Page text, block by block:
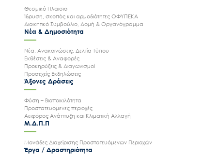
Θεσμικό Πλαισιο
Ίδρυση, σκοπός και αρμοδιότητες ΟΦΥΠΕΚΑ
Διοικητικό Συμβούλιο, Δομή & Οργανόγραμμα
Νέα & Δημοσιότητα
Νέα, Ανακοινώσεις, Δελτία Τύπου
Εκθέσεις & Αναφορές
Προκηρύξεις & Διαγωνισμοί
Προσεχείς Εκδηλώσεις
Άξονες Δράσεις
Φύση – Βιοποικιλότητα
Προστατευόμενες περιοχές
Αειφόρος Ανάπτυξη και Κλιματική Αλλαγή
Μ.Δ.Π.Π
Μονάδες Διαχείρισης Προστατευόμενων Περιοχών
Έργα / Δραστηριότητα